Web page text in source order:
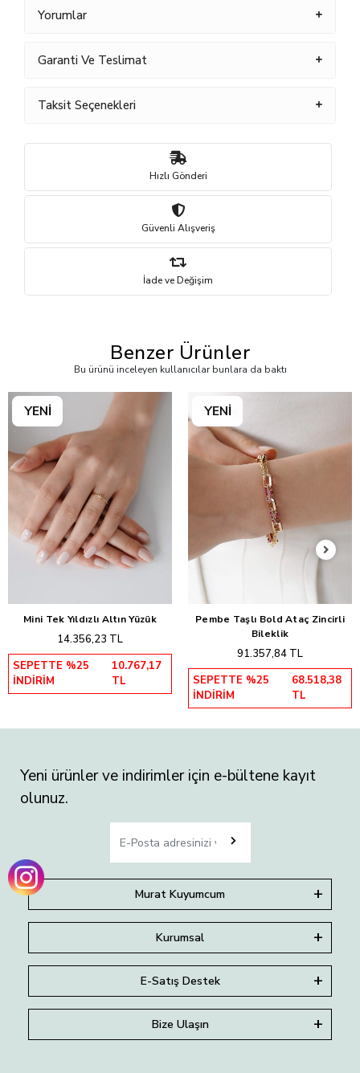
Yorumlar
Garanti Ve Teslimat
Taksit Seçenekleri
Hızlı Gönderi
Güvenli Alışveriş
İade ve Değişim
Benzer Ürünler
Bu ürünü inceleyen kullanıcılar bunlara da baktı
Sepete Ekle
Mini Tek Yıldızlı Altın Yüzük
14.356,23 TL
SEPETTE %25
İNDİRİM
10.767,17
TL
Sepete Ekle
Pembe Taşlı Bold Ataç Zincirli
Bileklik
91.357,84 TL
SEPETTE %25
İNDİRİM
68.518,38
TL
Yeni ürünler ve indirimler için e-bültene kayıt
olunuz.
Murat Kuyumcum
Kurumsal
E-Satış Destek
Bize Ulaşın